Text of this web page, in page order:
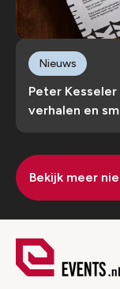
Peter
verhalen en
Nieuws
Bekijk meer